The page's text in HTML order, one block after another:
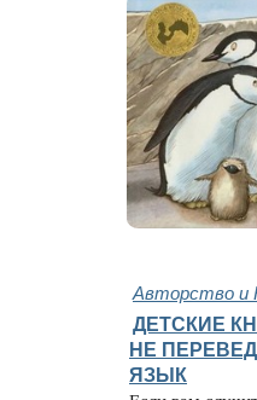
Авторство и
ДЕТСКИЕ
НЕ
ЯЗЫК